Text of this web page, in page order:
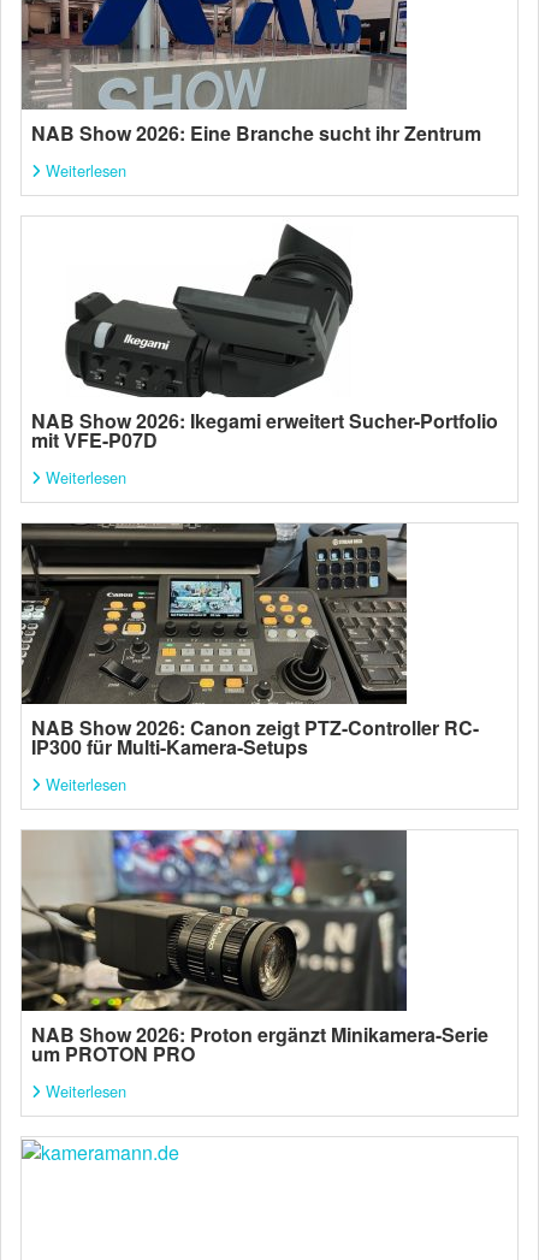
NAB Show 2026: Eine Branche sucht ihr Zentrum
Weiterlesen
NAB Show 2026: Ikegami erweitert Sucher-Portfolio
mit VFE-P07D
Weiterlesen
NAB Show 2026: Canon zeigt PTZ-Controller RC-
IP300 für Multi-Kamera-Setups
Weiterlesen
NAB Show 2026: Proton ergänzt Minikamera-Serie
um PROTON PRO
Weiterlesen